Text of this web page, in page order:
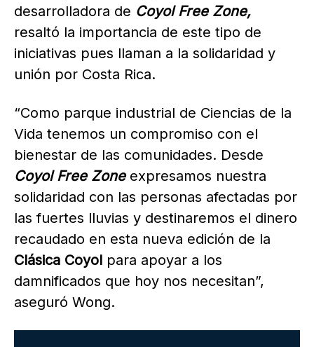
desarrolladora de Coyol Free Zone,
resaltó la importancia de este tipo de
iniciativas pues llaman a la solidaridad y
unión por Costa Rica.
“Como parque industrial de Ciencias de la
Vida tenemos un compromiso con el
bienestar de las comunidades. Desde
Coyol Free Zone expresamos nuestra
solidaridad con las personas afectadas por
las fuertes lluvias y destinaremos el dinero
recaudado en esta nueva edición de la
Clásica Coyol para apoyar a los
damnificados que hoy nos necesitan”,
aseguró Wong.